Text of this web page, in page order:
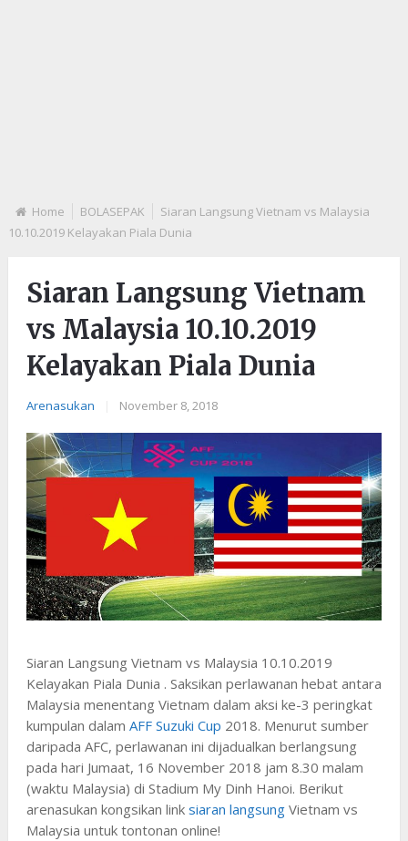
Home BOLASEPAK
Siaran Langsung Vietnam vs Malaysia
10.10.2019 Kelayakan Piala Dunia
Siaran Langsung Vietnam
vs Malaysia 10.10.2019
Kelayakan Piala Dunia
Arenasukan November 8, 2018
Siaran Langsung Vietnam vs Malaysia 10.10.2019
Kelayakan Piala Dunia . Saksikan perlawanan hebat antara
Malaysia menentang Vietnam dalam aksi ke-3 peringkat
kumpulan dalam AFF Suzuki Cup 2018. Menurut sumber
daripada AFC, perlawanan ini dijadualkan berlangsung
pada hari Jumaat, 16 November 2018 jam 8.30 malam
(waktu Malaysia) di Stadium My Dinh Hanoi. Berikut
arenasukan kongsikan link siaran langsungVietnam vs
Malaysia untuk tontonan online!